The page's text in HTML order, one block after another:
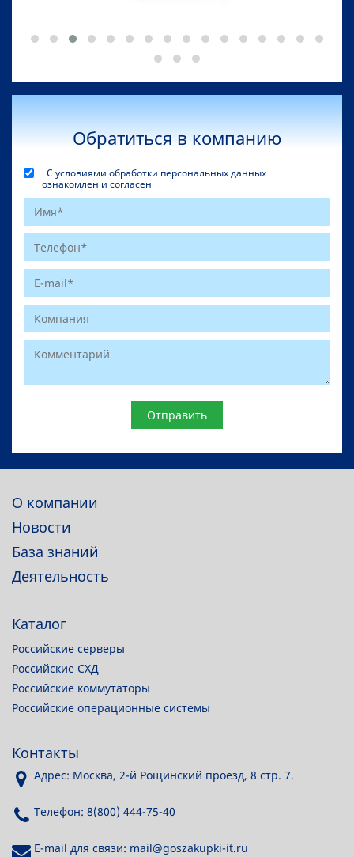
Обратиться в компанию
С условиями обработки персональных данных
ознакомлен и согласен
О компании
Новости
База знаний
Деятельность
Каталог
Российские серверы
Российские СХД
Российские коммутаторы
Российские операционные системы
Контакты
Адрес: Москва, 2-й Рощинский проезд, 8 стр. 7.
Телефон: 8(800) 444-75-40
E-mail для связи: mail@goszakupki-it.ru